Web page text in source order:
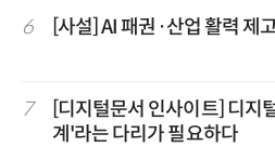
6 [사설] AI 패권·산업 활력 제
7
[디지털문서 인사이트] 디지
계'라는 다리가 필요하다